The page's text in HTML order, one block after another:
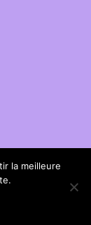
la meilleure